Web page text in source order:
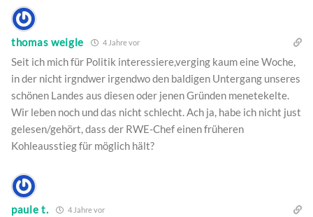
thomas weigle 4 Jahre vor
Seit ich mich für Politik interessiere,verging kaum eine Woche,
in der nicht irgndwer irgendwo den baldigen Untergang unseres
schönen Landes aus diesen oder jenen Gründen menetekelte.
Wir leben noch und das nicht schlecht. Ach ja, habe ich nicht just
gelesen/gehört, dass der RWE-Chef einen früheren
Kohleausstieg für möglich hält?
paule t. 4 Jahre vor